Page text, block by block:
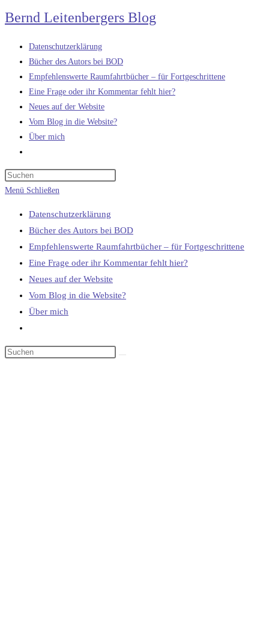
Zum
Inhalt
springen
Bernd Leitenbergers Blog
Datenschutzerklärung
Bücher des Autors bei BOD
Empfehlenswerte Raumfahrtbücher – für Fortgeschrittene
Eine Frage oder ihr Kommentar fehlt hier?
Neues auf der Website
Vom Blog in die Website?
Über mich
umschalten
Menü Schließen
Datenschutzerklärung
Bücher des Autors bei BOD
Empfehlenswerte Raumfahrtbücher – für Fortgeschrittene
Eine Frage oder ihr Kommentar fehlt hier?
Neues auf der Website
Vom Blog in die Website?
Über mich
umschalten